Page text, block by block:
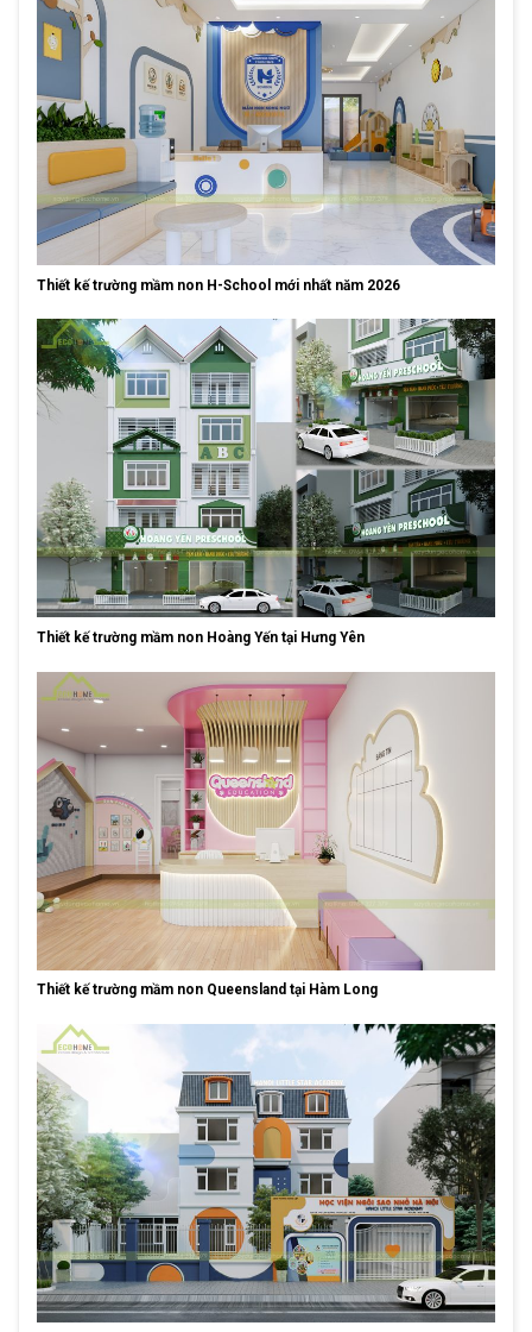
Thiết kế trường mầm non H-School mới nhất năm 2026
Thiết kế trường mầm non Hoàng Yến tại Hưng Yên
Thiết kế trường mầm non Queensland tại Hàm Long